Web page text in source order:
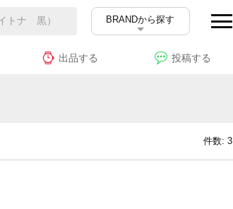
BRANDから探す
出品する 投稿する
件数: 3